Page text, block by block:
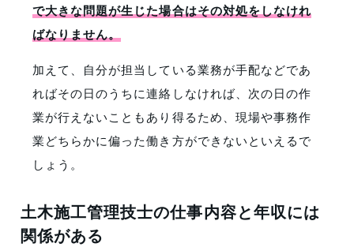
で大きな問題が生じた場合はその対処をしなけれ
ばなりません。
加えて、自分が担当している業務が手配などであ
ればその日のうちに連絡しなければ、次の日の作
業が行えないこともあり得るため、現場や事務作
業どちらかに偏った働き方ができないといえるで
しょう。
土木施工管理技士の仕事内容と年収には
関係がある